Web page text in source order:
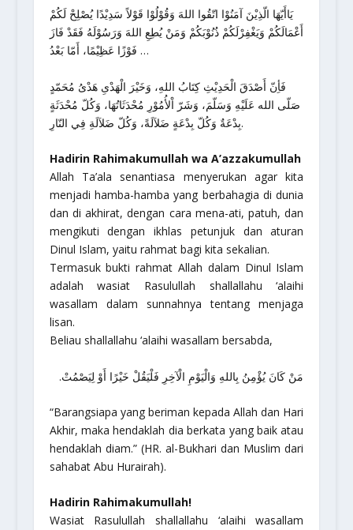
يَاأَيّهَا الّذِيْنَ آمَنُوْا اتّقُوا اللهَ وَقُوْلُوْا قَوْلاً سَدِيْدًا يُصْلِحْ لَكُمْ
أَعْمَالَكُمْ وَيَغْفِرْلَكُمْ ذُنُوْبَكُمْ وَمَنْ يُطِعِ اللهَ وَرَسُوْلَهُ فَقَدْ فَازَ
فَوْزًا عَظِيْمًا، أَمّا بَعْدُ …
فَأِنّ أَصْدَقَ الْحَدِيْثِ كِتَابُ اللهِ، وَخَيْرَ الْهَدْىِ هَدْىُ مُحَمّدٍ
صَلّى الله عَلَيْهِ وَسَلّمَ، وَشَرّ اْلأُمُوْرِ مُحْدَثَاتُهَا، وَكُلّ مُحْدَثَةٍ
بِدْعَةٌ وَكُلّ بِدْعَةٍ ضَلاَلَةً، وَكُلّ ضَلاَلَةِ فِي النّارِ.
Hadirin Rahimakumullah wa A’azzakumullah
Allah Ta’ala senantiasa menyerukan agar kita
menjadi hamba-hamba yang berbahagia di dunia
dan di akhirat, dengan cara mena-ati, patuh, dan
mengikuti dengan ikhlas petunjuk dan aturan
Dinul Islam, yaitu rahmat bagi kita sekalian.
Termasuk bukti rahmat Allah dalam Dinul Islam
adalah wasiat Rasulullah shallallahu ‘alaihi
wasallam dalam sunnahnya tentang menjaga
lisan.
Beliau shallallahu ‘alaihi wasallam bersabda,
مَنْ كَانَ يُؤْمِنُ بِاللهِ وَالْيَوْمِ الْآخِرِ فَلْيَقُلْ خَيْرًا أَوْ لِيَصْمُتْ.
“Barangsiapa yang beriman kepada Allah dan Hari
Akhir, maka hendaklah dia berkata yang baik atau
hendaklah diam.”(HR. al-Bukhari dan Muslim dari
sahabat Abu Hurairah).
Hadirin Rahimakumullah!
Wasiat Rasulullah shallallahu ‘alaihi wasallam